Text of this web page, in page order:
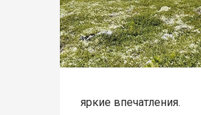
яркие впечатления.